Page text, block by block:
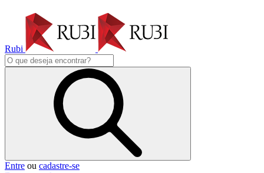
Rubi
Entre ou cadastre-se